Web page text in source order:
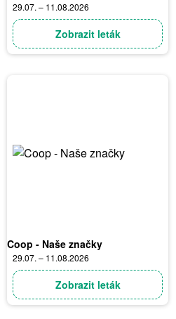
29.07. – 11.08.2026
Zobrazit leták
Coop - Naše značky
29.07. – 11.08.2026
Zobrazit leták